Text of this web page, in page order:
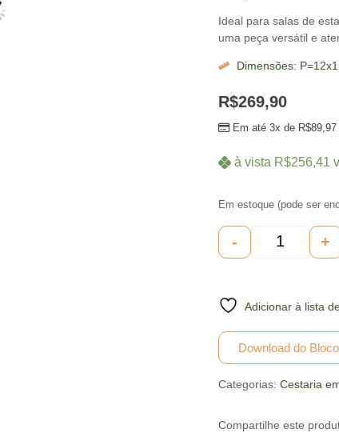
Ideal para salas de
uma peça versátil e
Dimensões:
R$269,90
Em até 3x de R$89,97
à vista R$256,41
Em estoque (pode ser
- +
Adicionar à lista
Download do
Categorias: Cestaria
Compartilhe este